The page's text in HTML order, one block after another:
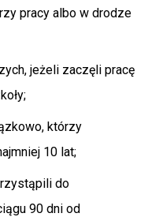
pracy albo w drodze
jeżeli zaczęli pracę
którzy
10 lat;
do
90 dni od